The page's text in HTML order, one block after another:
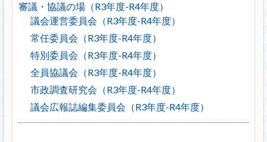
審議・協議の場（R3年度-R4年度）
議会運営委員会（R3年度-R4年度）
常任委員会（R3年度-R4年度）
特別委員会（R3年度-R4年度）
全員協議会（R3年度-R4年度）
市政調査研究会（R3年度-R4年度）
議会広報誌編集委員会（R3年度-R4年度）